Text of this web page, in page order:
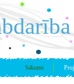
Sākums